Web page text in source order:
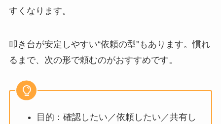
すくなります。
叩き台が安定しやすい“依頼の型”もあります。慣れ
るまで、次の形で頼むのがおすすめです。
目的：確認したい／依頼したい／共有し